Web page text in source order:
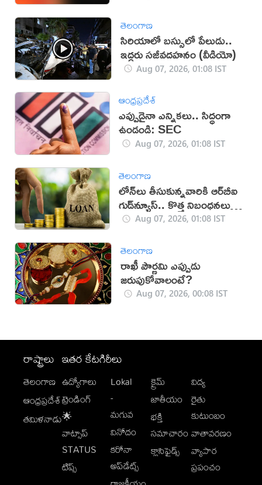
తెలంగాణ
సిరియాలో బస్సులో పేలుడు..
ఇద్దరు సజీవదహనం (వీడియో)
Aug 07, 2026, 01:08 IST
ఆంధ్రప్రదేశ్
ఎప్పుడైనా ఎన్నికలు.. సిద్ధంగా
ఉండండి: SEC
Aug 07, 2026, 01:08 IST
తెలంగాణ
లోన్‌లు తీసుకున్నవారికి ఆర్‌బీఐ
గుడ్‌న్యూస్.. కొత్త నిబంధనలు
విడుదలAug 07, 2026, 01:08 IST
తెలంగాణ
రాఖీ పౌర్ణమి ఎప్పుడు
జరుపుకోవాలంటే?
Aug 07, 2026, 00:08 IST
రాష్ట్రాలు
తెలంగాణ
ఆంధ్రప్రదేశ్
తమిళనాడు
ఇతర కేటగిరీలు
ఉద్యోగాలు
ట్రెండింగ్
🌟
వాట్సాప్
STATUS
టిప్స్
Lokal
-
మగువ
వినోదం
కరోనా
అప్‌డేట్స్
క్రైమ్
జాతీయం
భక్తి
సమాచారం
క్లాసిఫైడ్స్
విద్య
రైతు
కుటుంబం
వాతావరణం
వ్యాపార
ప్రపంచం